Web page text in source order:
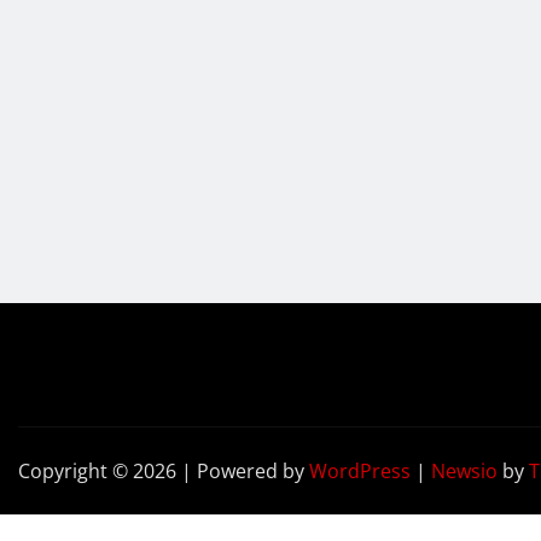
Copyright © 2026 | Powered byWordPress | Newsio by